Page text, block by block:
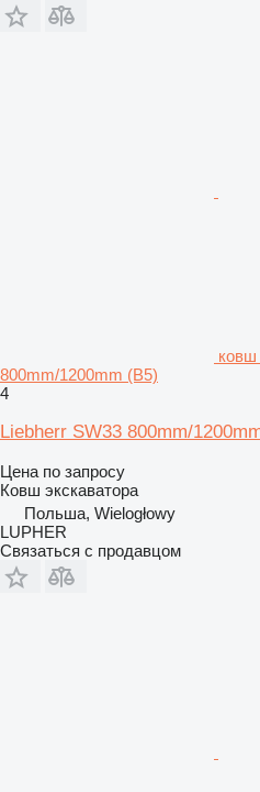
ковш
800mm/1200mm (B5)
4
Liebherr SW33 800mm/
Цена по запросу
Ковш экскаватора
Польша, Wielogłowy
LUPHER
Связаться с продавцом